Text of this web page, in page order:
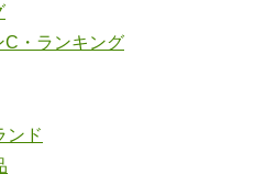
C・ランキング
ンド